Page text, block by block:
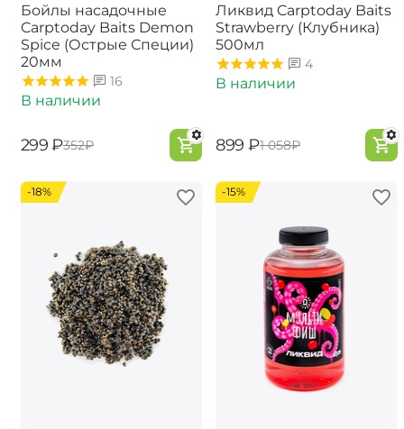
Бойлы насадочные
Carptoday Baits Demon
Spice (Острые Специи)
20мм
16
В наличии
‍299‍ ₽‍352‍₽
Ликвид Carptoday Baits
Strawberry (Клубника)
500мл
4
В наличии
‍899‍ ₽‍1 058‍₽
-18% -15%